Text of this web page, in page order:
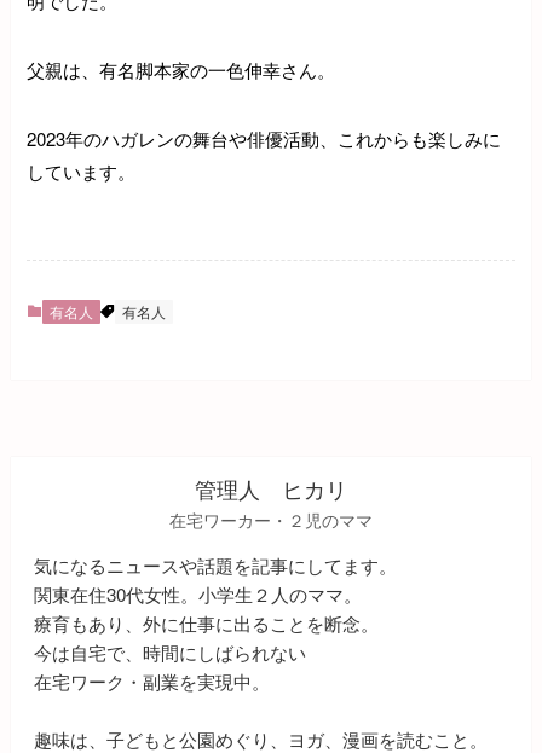
父親は、有名脚本家の一色伸幸さん。
2023年のハガレンの舞台や俳優活動、これからも楽しみに
しています。
有名人 有名人
管理人 ヒカリ
在宅ワーカー・２児のママ
気になるニュースや話題を記事にしてます。
関東在住30代女性。小学生２人のママ。
療育もあり、外に仕事に出ることを断念。
今は自宅で、時間にしばられない
在宅ワーク・副業を実現中。
趣味は、子どもと公園めぐり、ヨガ、漫画を読むこと。